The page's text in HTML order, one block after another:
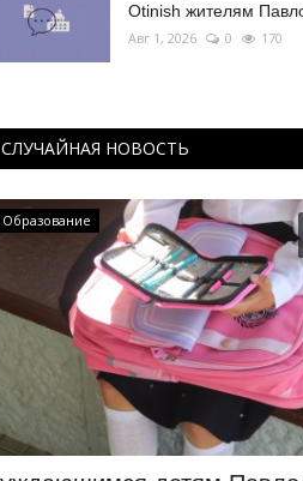
Otinish жителям
Авг 1, 2026 0 170
СЛУЧАЙНАЯ НОВОСТЬ
Образование